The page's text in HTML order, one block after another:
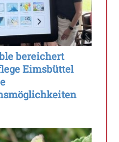
bereichert
Eimsbüttel